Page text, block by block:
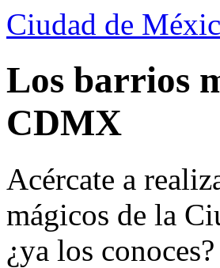
Ciudad de
Los barrios
CDMX
Acércate a
mágicos de la
¿ya los conoces?